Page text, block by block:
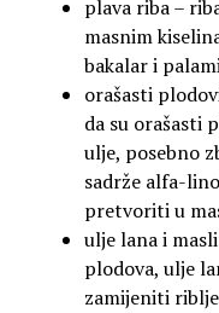
plava riba –
masnim
bakalar i
orašasti
da su orašasti
ulje, posebno
sadrže alfa-
pretvoriti u
ulje lana i
plodova, ulje
zamijeniti